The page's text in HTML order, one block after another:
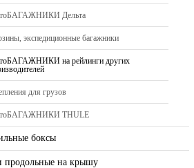
Дельта
экспедиционные багажники
на рейлинги других
для грузов
THULE
боксы
продольные на крышу